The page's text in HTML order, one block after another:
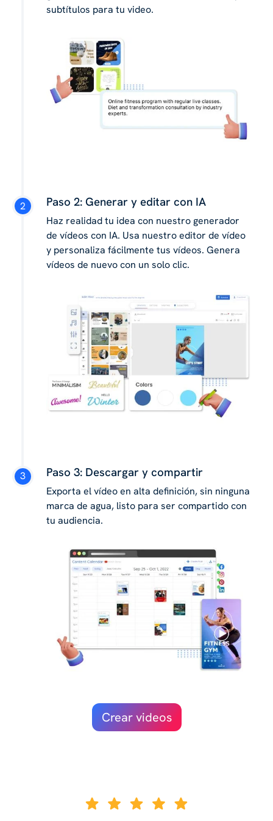
subtítulos para tu video.
Paso 2: Generar y editar con IA
Haz realidad tu idea con nuestro generador
de vídeos con IA. Usa nuestro editor de vídeo
y personaliza fácilmente tus vídeos. Genera
vídeos de nuevo con un solo clic.
Paso 3: Descargar y compartir
Exporta el vídeo en alta definición, sin ninguna
marca de agua, listo para ser compartido con
tu audiencia.
Crear videos